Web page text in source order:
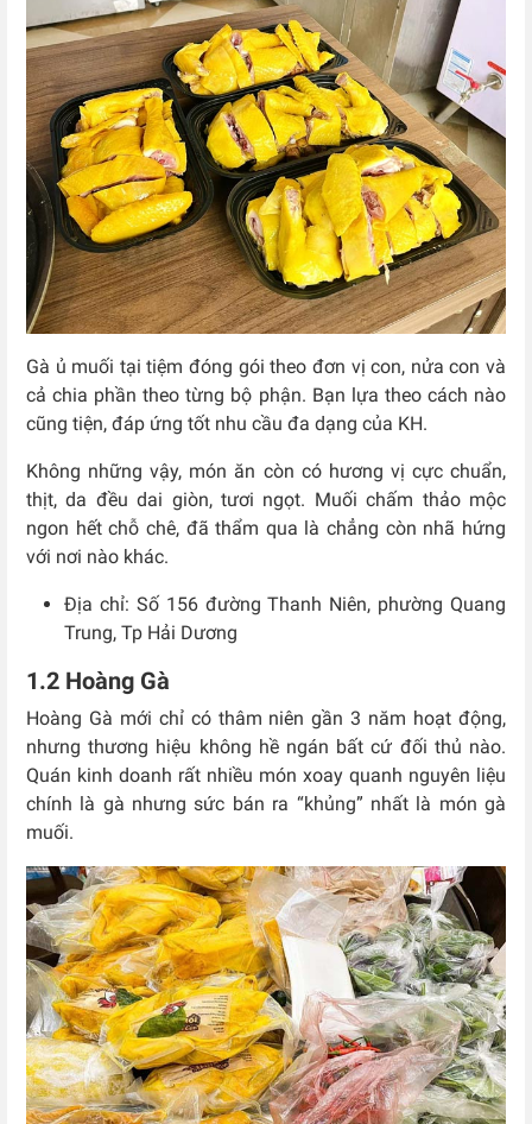
Gà ủ muối tại tiệm đóng gói theo đơn vị con, nửa con và
cả chia phần theo từng bộ phận. Bạn lựa theo cách nào
cũng tiện, đáp ứng tốt nhu cầu đa dạng của KH.
Không những vậy, món ăn còn có hương vị cực chuẩn,
thịt, da đều dai giòn, tươi ngọt. Muối chấm thảo mộc
ngon hết chỗ chê, đã thẩm qua là chẳng còn nhã hứng
với nơi nào khác.
Địa chỉ: Số 156 đường Thanh Niên, phường Quang
Trung, Tp Hải Dương
1.2 Hoàng Gà
Hoàng Gà mới chỉ có thâm niên gần 3 năm hoạt động,
nhưng thương hiệu không hề ngán bất cứ đối thủ nào.
Quán kinh doanh rất nhiều món xoay quanh nguyên liệu
chính là gà nhưng sức bán ra “khủng” nhất là món gà
muối.